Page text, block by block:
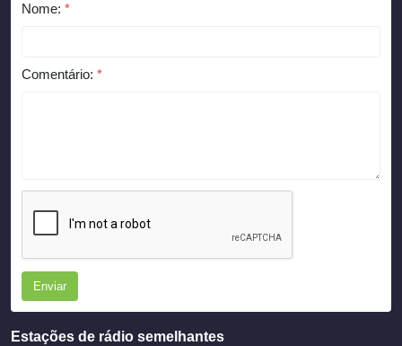
Nome: *
Comentário: *
Enviar
Estações de rádio semelhantes